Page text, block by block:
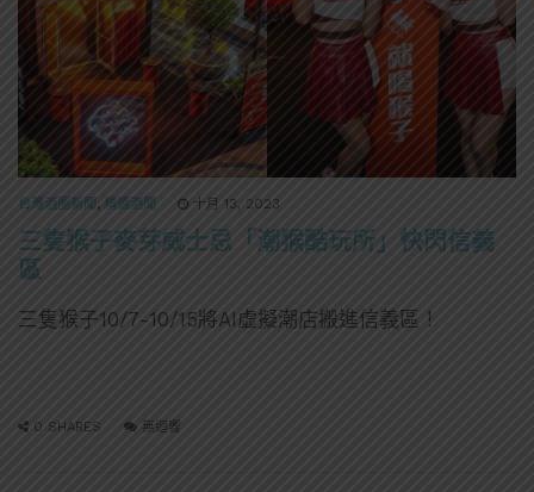
台灣酒圈新聞 , 精選酒聞 十月 13, 2023
三隻猴子麥芽威士忌「潮猴酷玩所」快閃信義
區
三隻猴子10/7-10/15將AI虛擬潮店搬進信義區！
0 SHARES 無迴響